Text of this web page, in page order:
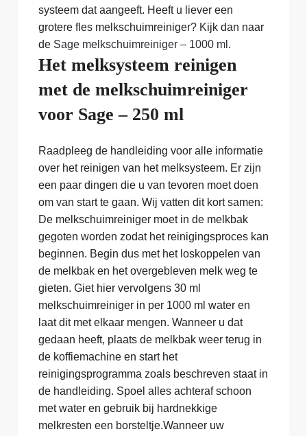
systeem dat aangeeft. Heeft u liever een
grotere fles melkschuimreiniger? Kijk dan naar
de Sage melkschuimreiniger – 1000 ml .
Het melksysteem reinigen
met de melkschuimreiniger
voor Sage – 250 ml
Raadpleeg de handleiding voor alle informatie
over het reinigen van het melksysteem. Er zijn
een paar dingen die u van tevoren moet doen
om van start te gaan. Wij vatten dit kort samen:
De melkschuimreiniger moet in de melkbak
gegoten worden zodat het reinigingsproces kan
beginnen. Begin dus met het loskoppelen van
de melkbak en het overgebleven melk weg te
gieten. Giet hier vervolgens 30 ml
melkschuimreiniger in per 1000 ml water en
laat dit met elkaar mengen. Wanneer u dat
gedaan heeft, plaats de melkbak weer terug in
de koffiemachine en start het
reinigingsprogramma zoals beschreven staat in
de handleiding. Spoel alles achteraf schoon
met water en gebruik bij hardnekkige
melkresten een borsteltje.Wanneer uw